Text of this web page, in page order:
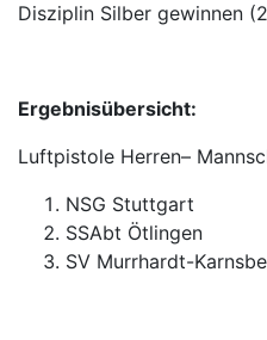
Disziplin Silber gewinnen
Ergebnisübersicht:
Luftpistole Herren–
NSG
SSAbt
SV Murrhardt-